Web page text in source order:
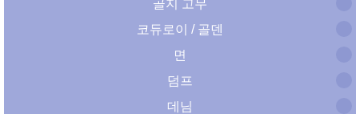
골지 고무
코듀로이 / 골덴
면
덤프
데님